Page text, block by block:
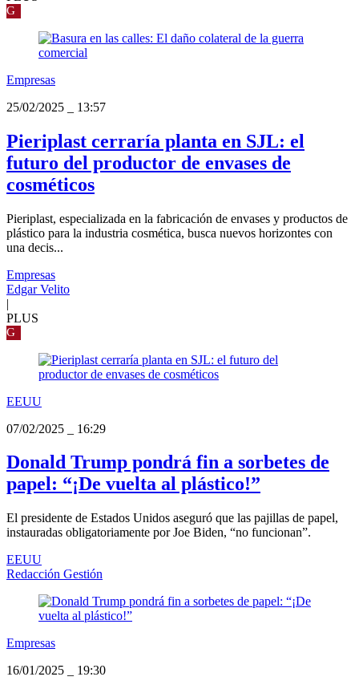
G
Empresas
25/02/2025
13:57
Pieriplast cerraría planta en SJL: el
futuro del productor de envases de
cosméticos
Pieriplast, especializada en la fabricación de envases y productos de
plástico para la industria cosmética, busca nuevos horizontes con
una decis...
Empresas
Edgar Velito
|
PLUS
G
EEUU
07/02/2025
16:29
Donald Trump pondrá fin a sorbetes de
papel: “¡De vuelta al plástico!”
El presidente de Estados Unidos aseguró que las pajillas de papel,
instauradas obligatoriamente por Joe Biden, “no funcionan”.
EEUU
Redacción Gestión
Empresas
16/01/2025
19:30